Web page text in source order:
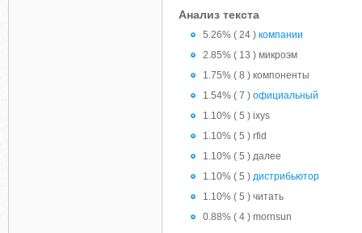
Анализ текста
5.26% ( 24 ) компании
2.85% ( 13 ) микроэм
1.75% ( 8 ) компоненты
1.54% ( 7 ) официальный
1.10% ( 5 ) ixys
1.10% ( 5 ) rfid
1.10% ( 5 ) далее
1.10% ( 5 ) дистрибьютор
1.10% ( 5 ) читать
0.88% ( 4 ) mornsun